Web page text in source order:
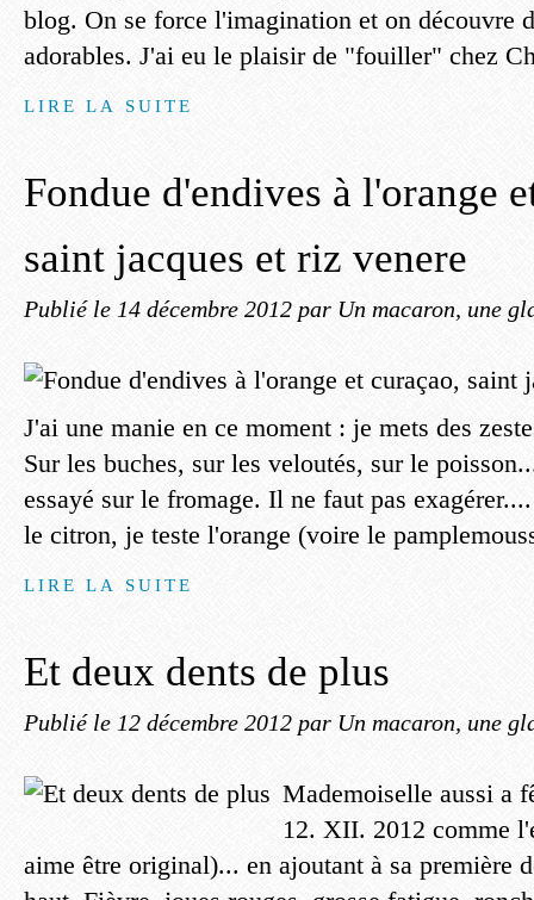
blog. On se force l'imagination et on découvre
adorables. J'ai eu le plaisir de "fouiller" chez
LIRE LA SUITE
Fondue d'endives à l'orange
saint jacques et riz venere
Publié le 14 décembre 2012 par Un macaron, une
J'ai une manie en ce moment : je mets des
Sur les buches, sur les veloutés, sur le
essayé sur le fromage. Il ne faut pas
le citron, je teste l'orange (voire le
LIRE LA SUITE
Et deux dents de plus
Publié le 12 décembre 2012 par Un macaron, une
Mademoiselle aussi a
12. XII. 2012 comme
aime être original)... en ajoutant à sa première